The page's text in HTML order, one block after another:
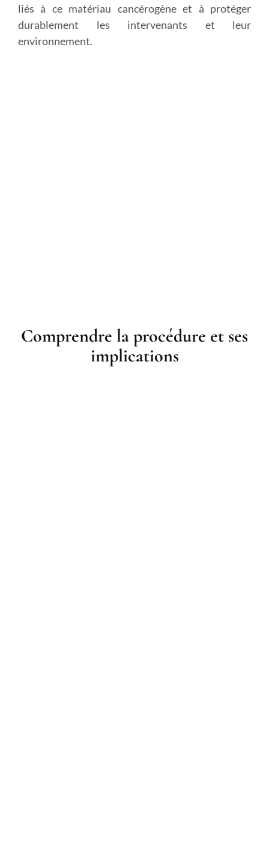
liés à ce matériau cancérogène et à protéger
durablement les intervenants et leur
environnement.
Comprendre la procédure et ses
implications